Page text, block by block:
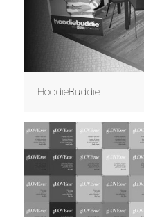
HoodieBuddie